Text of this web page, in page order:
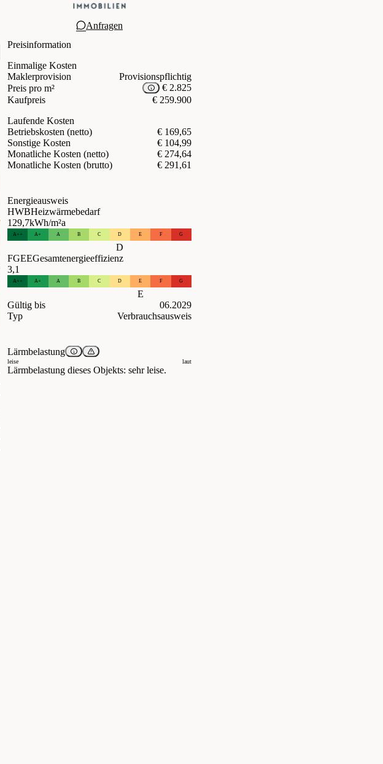
Energieausweis
HWBHeizwärmebedarf
129,7kWh/m²a
A++ A+ A B C D E F G
D
FGEEGesamtenergieeffizienz
3,1
A++ A+ A B C D E F G
E
Gültig bis
06.2029
Typ
Verbrauchsausweis
Lärmbelastung
leise laut
Lärmbelastung dieses Objekts: sehr leise.
Preisinformation
Einmalige Kosten
Maklerprovision
Provisionspflichtig
Preis pro m²
€ 2.825
Kaufpreis
€ 259.900
Laufende Kosten
Betriebskosten (netto)
€ 169,65
Sonstige Kosten
€ 104,99
Monatliche Kosten (netto)
€ 274,64
Monatliche Kosten (brutto)
€ 291,61
Anfragen